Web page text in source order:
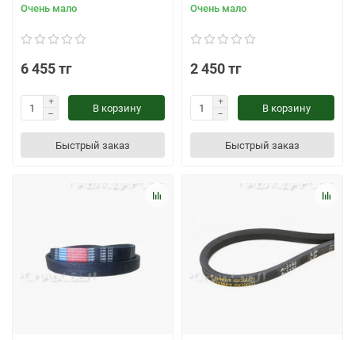
Очень мало
6 455 тг
В корзину
Быстрый заказ
Очень мало
2 450 тг
В корзину
Быстрый заказ